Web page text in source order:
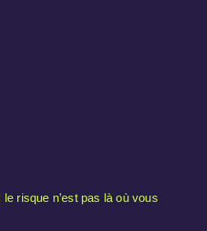
risque n’est pas là où vous